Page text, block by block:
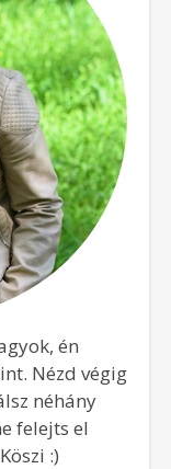
én
Nézd végig
néhány
felejts el
:)